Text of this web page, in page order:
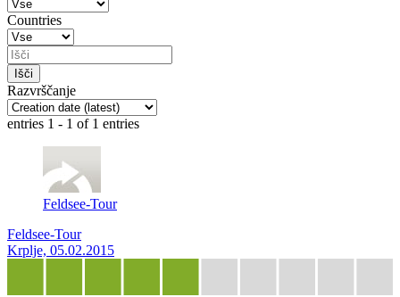
Countries
Razvrščanje
entries 1 - 1 of 1 entries
Feldsee-Tour
Feldsee-Tour
Krplje, 05.02.2015